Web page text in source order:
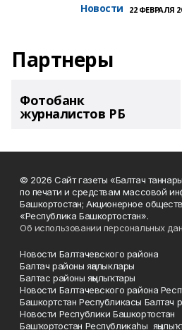
Новости 22 ФЕВРАЛЯ
Партнеры
Фотобанк
журналистов РБ
© 2026 Сайт газеты «Балтач
по печати и средствам массовой
Башкортостан; Акционерное
«Республика Башкортостан».
Об использовании персональных
Новости Балтачевского района
Балтач районы яңалыклары
Балтас районы яңылыҡтары
Новости Балтачевского района
Башкортстан Республикасы Балтач
Новости Республики Башкортостан
Башҡортостан Республикаһы